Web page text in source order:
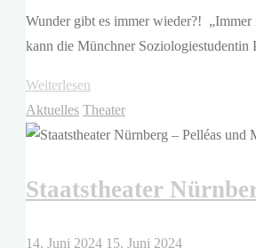
Wunder gibt es immer wieder?! „Immer
kann die Münchner Soziologiestudentin
Weiterlesen
Wiebusch/Hans
Rath
Die
Aktuelles Theater
Staatstheater
14. Juni 2024 15. Juni 2024